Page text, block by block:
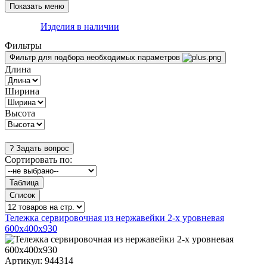
Изделия в наличии
Фильтры
Фильтр для подбора необходимых параметров
Длина
Ширина
Высота
Сортировать по:
Тележка сервировочная из нержавейки 2-х уровневая
600х400х930
Артикул: 944314